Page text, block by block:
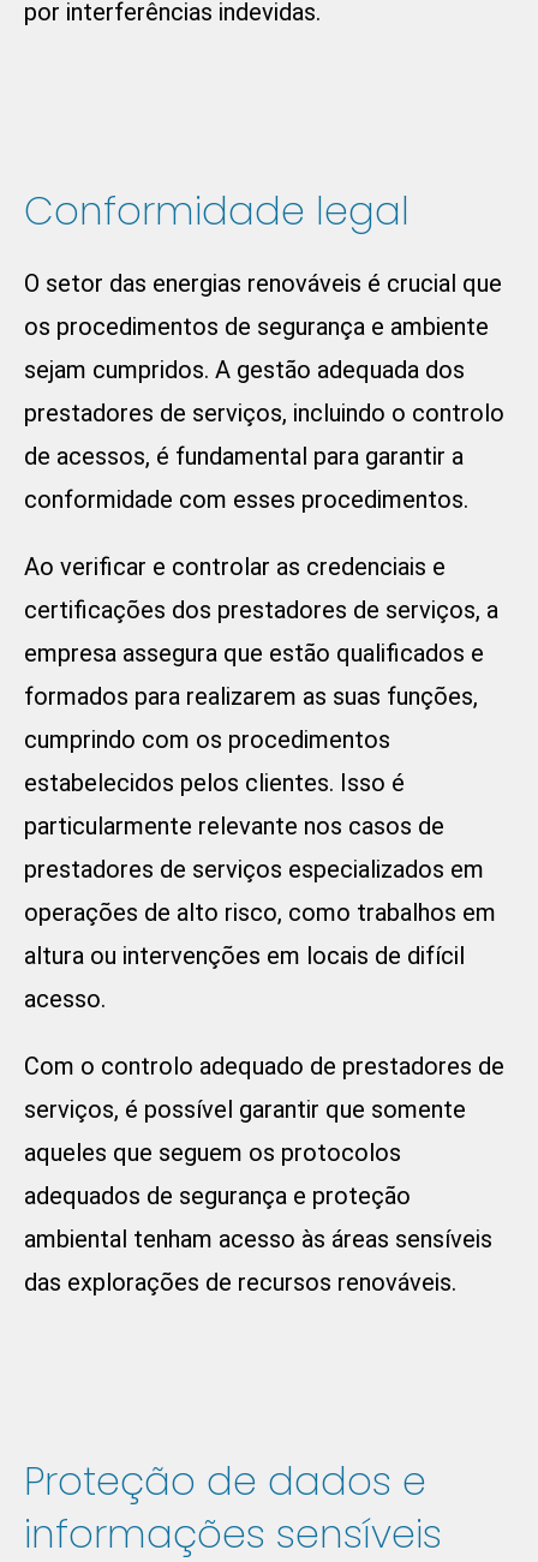
por interferências indevidas.
Conformidade legal
O setor das energias renováveis é crucial que
os procedimentos de segurança e ambiente
sejam cumpridos. A gestão adequada dos
prestadores de serviços, incluindo o controlo
de acessos, é fundamental para garantir a
conformidade com esses procedimentos.
Ao verificar e controlar as credenciais e
certificações dos prestadores de serviços, a
empresa assegura que estão qualificados e
formados para realizarem as suas funções,
cumprindo com os procedimentos
estabelecidos pelos clientes. Isso é
particularmente relevante nos casos de
prestadores de serviços especializados em
operações de alto risco, como trabalhos em
altura ou intervenções em locais de difícil
acesso.
Com o controlo adequado de prestadores de
serviços, é possível garantir que somente
aqueles que seguem os protocolos
adequados de segurança e proteção
ambiental tenham acesso às áreas sensíveis
das explorações de recursos renováveis.
Proteção de dados e
informações sensíveis